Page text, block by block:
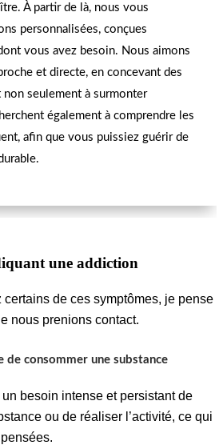
À partir de là, nous vous
personnalisées, conçues
vous avez besoin. Nous aimons
et directe, en concevant des
seulement à surmonter
également à comprendre les
afin que vous puissiez guérir de
une addiction
certains de ces symptômes, je pense
nous prenions contact.
de consommer une substance
un besoin intense et persistant de
ou de réaliser l’activité, ce qui